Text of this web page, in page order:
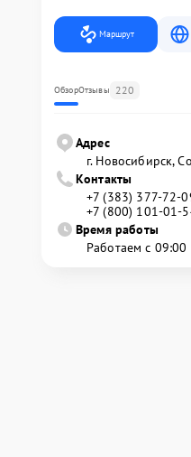
Маршрут
ОбзорОтзывы 220
Адрес
г. Новосибирск,
Контакты
+7 (383) 377-72-
+7 (800) 101-01-
Время работы
Работаем с